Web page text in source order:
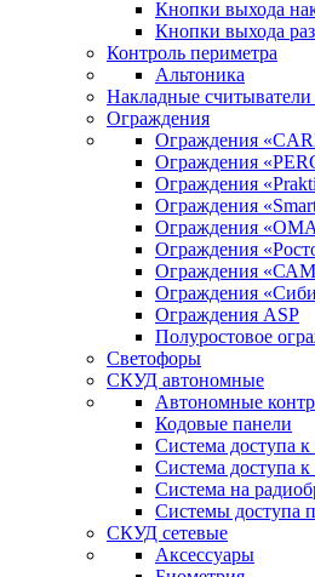
Кнопки выхода
Кнопки выхода
Контроль периметра
Альтоника
Накладные
Ограждения
Ограждения
Ограждения
Ограждения
Ограждения
Ограждения
Ограждения
Ограждения
Ограждения
Ограждения ASP
Полуростовое
Светофоры
СКУД автономные
Автономные
Кодовые панели
Система доступа
Система доступа
Система на
Системы доступа
СКУД сетевые
Аксессуары